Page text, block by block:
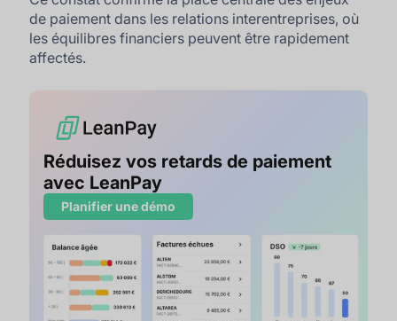
de paiement dans les relations interentreprises, où
les équilibres financiers peuvent être rapidement
affectés.
Réduisez vos retards de paiement
avec LeanPay
Planifier une démo